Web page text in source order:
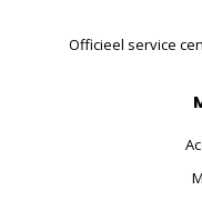
Officieel service